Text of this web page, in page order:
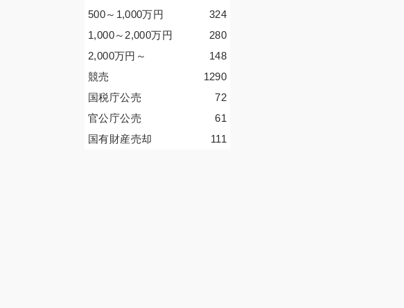
324
500～1,000万円
280
1,000～2,000万円
148
2,000万円 ～
1290
競売
72
国税庁公売
61
官公庁公売
111
国有財産売却